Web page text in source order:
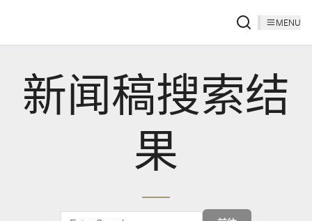
MENU
新闻稿搜索结
果